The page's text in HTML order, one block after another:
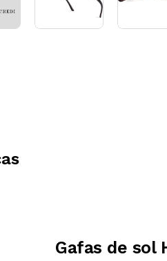
Gafas de sol